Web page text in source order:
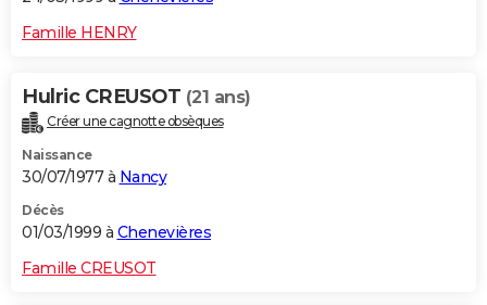
Famille HENRY
Hulric CREUSOT (21 ans)
Créer une cagnotte obsèques
Naissance
30/07/1977 à Nancy
Décès
01/03/1999 à Chenevières
Famille CREUSOT